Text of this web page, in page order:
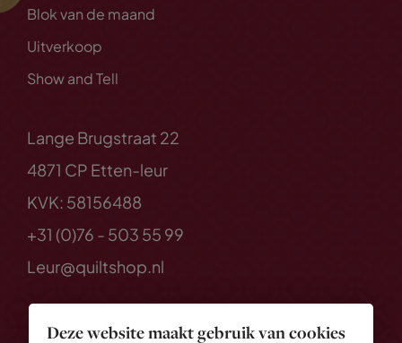
Deze website maakt gebruik van cookies
Blok van de maand
Uitverkoop
Show and Tell
Lange Brugstraat 22
4871 CP Etten-leur
KVK: 58156488
+31 (0)76 - 503 55 99
Leur@quiltshop.nl